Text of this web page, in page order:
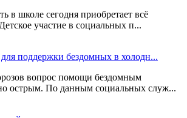
в школе сегодня приобретает всё
участие в социальных п...
поддержки бездомных в холодн...
вопрос помощи бездомным
острым. По данным социальных служ...